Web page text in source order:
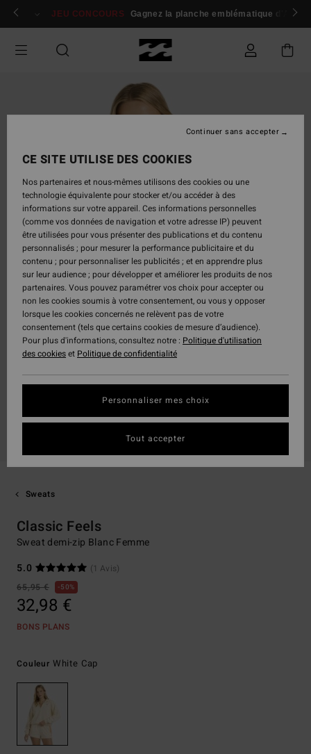
Passer
Se connecter / s'inscrire
JEU CONCOURS Gagnez la planche emblématique d'Andy
Sweats
Classic Feels
Sweat demi-zip Blanc Femme
5.0
(1 Avis)
65,95 €
50%
32,98 €
BONS PLANS
Couleur White Cap
CE SITE UTILISE DES COOKIES
Nos partenaires et nous-mêmes utilisons des cookies ou une
technologie équivalente pour stocker et/ou accéder à des
informations sur votre appareil. Ces informations personnelles
(comme vos données de navigation et votre adresse IP) peuvent
être utilisées pour vous présenter des publications et du contenu
personnalisés ; pour mesurer la performance publicitaire et du
contenu ; pour personnaliser les publicités ; et en apprendre plus
sur leur audience ; pour développer et améliorer les produits de nos
partenaires. Vous pouvez paramétrer vos choix pour accepter ou
non les cookies soumis à votre consentement, ou vous y opposer
lorsque les cookies concernés ne relèvent pas de votre
consentement (tels que certains cookies de mesure d’audience).
Pour plus d'informations, consultez notre : Politique d'utilisation
des cookieset Politique de confidentialité
Personnaliser mes choix
Continuer sans accepter
Tout accepter